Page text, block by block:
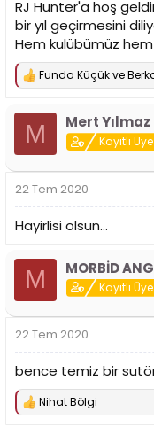
RJ Hunter'a hoş
bir yıl geçirmesini
Hem kulübümüz hem
T
p
l
:
Funda Küçükve
M Mert Yılmaz
Kayıtlı Üye
22 Tem 2020
Hayirlisi olsun...
M MORBİD
Kayıtlı Üye
22 Tem 2020
bence temiz bir sutör
T
Nihat Bölgi